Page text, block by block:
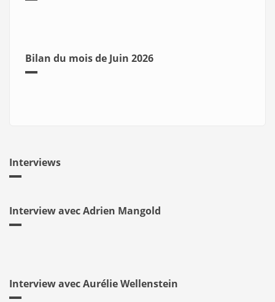
Bilan du mois de Juin 2026
Interviews
Interview avec Adrien Mangold
Interview avec Aurélie Wellenstein